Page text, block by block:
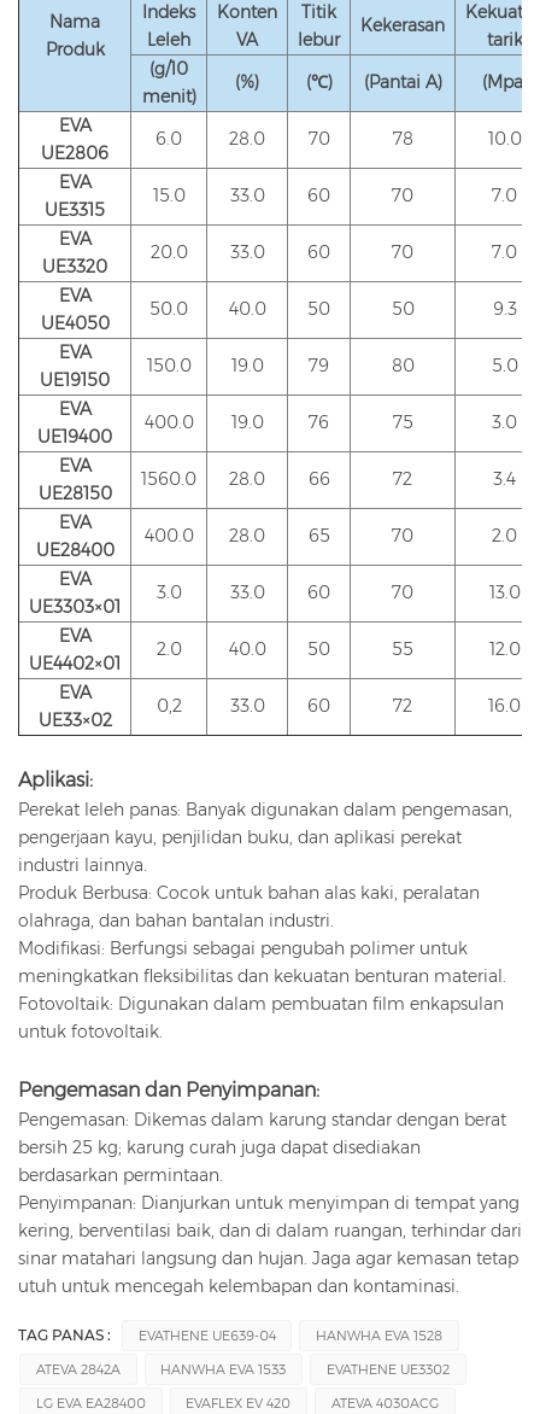
Nama
Produk
Indeks
Leleh
Konten
VA
Titik
lebur
Kekerasan
tarik
(g/10
menit)
(%) (℃) (Pantai A)
(Mpa)
EVA
UE2806
6.0 28.0 70 78
10.0
EVA
UE3315
15.0 33.0 60 70
7.0
EVA
UE3320
20.0 33.0 60 70
7.0
EVA
UE4050
50.0 40.0 50 50
9.3
EVA
UE19150
150.0 19.0 79 80
5.0
EVA
UE19400
400.0 19.0 76 75
3.0
EVA
UE28150
1560.0 28.0 66 72
3.4
EVA
UE28400
400.0 28.0 65 70
2.0
EVA
UE3303×01
3.0 33.0 60 70
13.0
EVA
UE4402×01
2.0 40.0 50 55
12.0
EVA
UE33×02
0,2 33.0 60 72 16.0
Aplikasi:
Perekat leleh panas: Banyak digunakan dalam pengemasan,
pengerjaan kayu, penjilidan buku, dan aplikasi perekat
industri lainnya.
Produk Berbusa: Cocok untuk bahan alas kaki, peralatan
olahraga, dan bahan bantalan industri.
Modifikasi: Berfungsi sebagai pengubah polimer untuk
meningkatkan fleksibilitas dan kekuatan benturan material.
Fotovoltaik: Digunakan dalam pembuatan film enkapsulan
untuk fotovoltaik.
Pengemasan dan Penyimpanan:
Pengemasan: Dikemas dalam karung standar dengan berat
bersih 25 kg; karung curah juga dapat disediakan
berdasarkan permintaan.
Penyimpanan: Dianjurkan untuk menyimpan di tempat yang
kering, berventilasi baik, dan di dalam ruangan, terhindar dari
sinar matahari langsung dan hujan. Jaga agar kemasan tetap
utuh untuk mencegah kelembapan dan kontaminasi.
TAG PANAS : EVATHENE UE639-04
HANWHA EVA 1528
ATEVA 2842A
HANWHA EVA 1533
EVATHENE UE3302
LG EVA EA28400
EVAFLEX EV 420
ATEVA 4030ACG